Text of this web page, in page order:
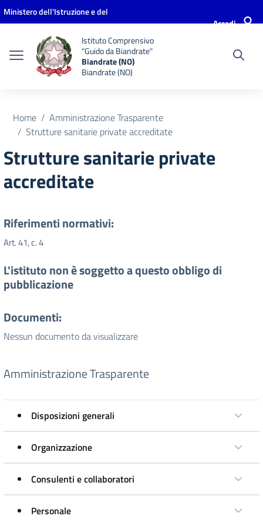
Vai ai contenuti
Vai al menu di navigazione
Vai al footer
Ministero dell'Istruzione e del
Accedi
Istituto Comprensivo
"Guido da Biandrate"
Biandrate (NO)
Biandrate (NO)
Home
Amministrazione Trasparente
Strutture sanitarie private accreditate
Strutture sanitarie private
accreditate
Riferimenti normativi:
Art. 41, c. 4
L'istituto non è soggetto a questo obbligo di
pubblicazione
Documenti:
Nessun documento da visualizzare
Amministrazione Trasparente
Disposizioni generali
Organizzazione
Consulenti e collaboratori
Personale